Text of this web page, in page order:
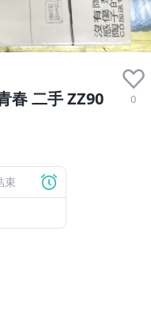
春 二手 ZZ90
0
束